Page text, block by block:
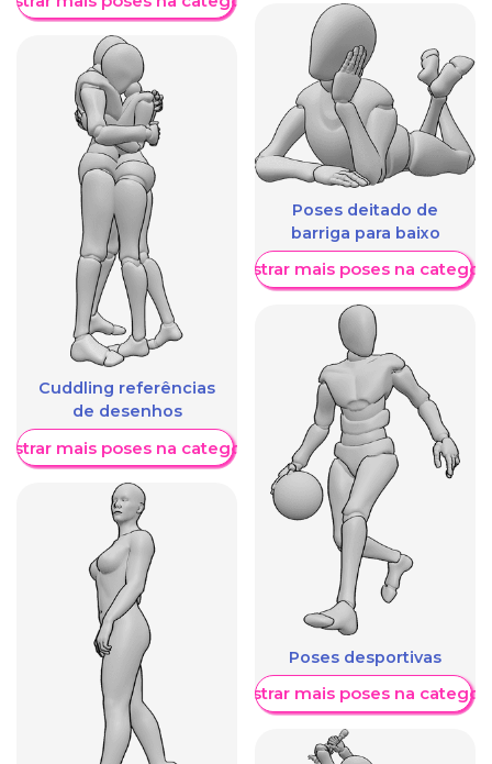
Cuddling referências
de desenhos
mais poses na categoria
Poses deitado de
barriga para baixo
Mostrar mais poses na
Poses desportivas
Mostrar mais poses na